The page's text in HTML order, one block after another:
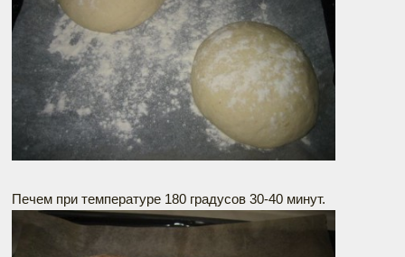
Печем при температуре 180 градусов 30-40 минут.